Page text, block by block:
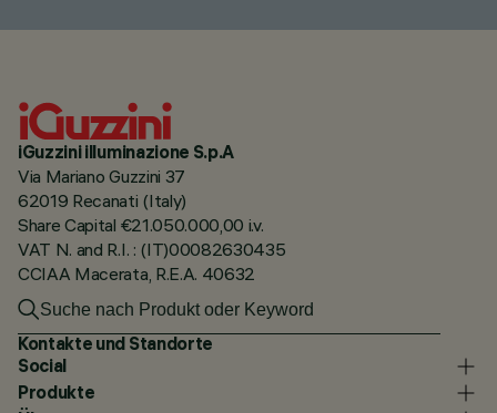
iGuzzini illuminazione S.p.A
Via Mariano Guzzini 37
62019 Recanati (Italy)
Share Capital €21.050.000,00 i.v.
VAT N. and R.I. : (IT)00082630435
CCIAA Macerata, R.E.A. 40632
Kontakte und Standorte
Social
Produkte